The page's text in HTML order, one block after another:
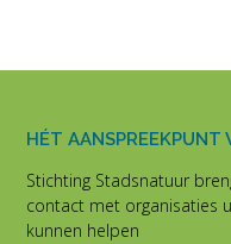
HÉT AANSPREEKPUNT
Stichting Stadsnatuur
contact met organisaties
kunnen helpen